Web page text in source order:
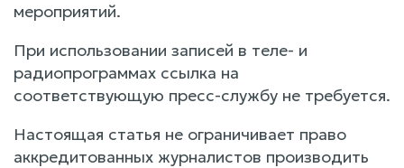
мероприятий.
При использовании записей в теле- и
радиопрограммах ссылка на
соответствующую пресс-службу не требуется.
Настоящая статья не ограничивает право
аккредитованных журналистов производить